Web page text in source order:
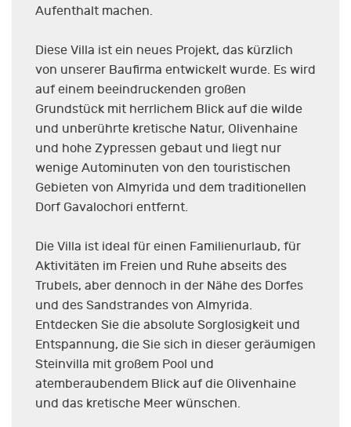
Aufenthalt machen.
Diese Villa ist ein neues Projekt, das kürzlich
von unserer Baufirma entwickelt wurde. Es wird
auf einem beeindruckenden großen
Grundstück mit herrlichem Blick auf die wilde
und unberührte kretische Natur, Olivenhaine
und hohe Zypressen gebaut und liegt nur
wenige Autominuten von den touristischen
Gebieten von Almyrida und dem traditionellen
Dorf Gavalochori entfernt.
Die Villa ist ideal für einen Familienurlaub, für
Aktivitäten im Freien und Ruhe abseits des
Trubels, aber dennoch in der Nähe des Dorfes
und des Sandstrandes von Almyrida.
Entdecken Sie die absolute Sorglosigkeit und
Entspannung, die Sie sich in dieser geräumigen
Steinvilla mit großem Pool und
atemberaubendem Blick auf die Olivenhaine
und das kretische Meer wünschen.